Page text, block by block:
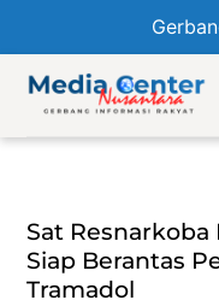
content
Sat
Siap Berantas
Tramadol